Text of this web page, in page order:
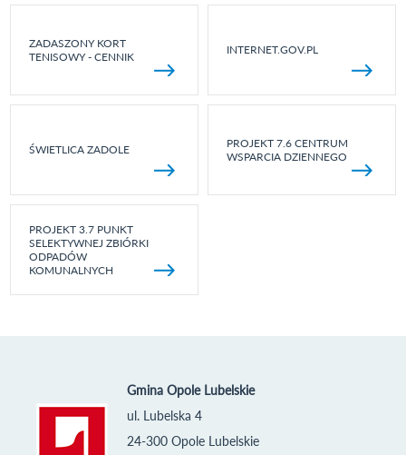
ZADASZONY KORT
TENISOWY - CENNIK
INTERNET.GOV.PL
ŚWIETLICA ZADOLE
PROJEKT 7.6 CENTRUM
WSPARCIA DZIENNEGO
PROJEKT 3.7 PUNKT
SELEKTYWNEJ ZBIÓRKI
ODPADÓW
KOMUNALNYCH
Gmina Opole Lubelskie
ul. Lubelska 4
24-300 Opole Lubelskie